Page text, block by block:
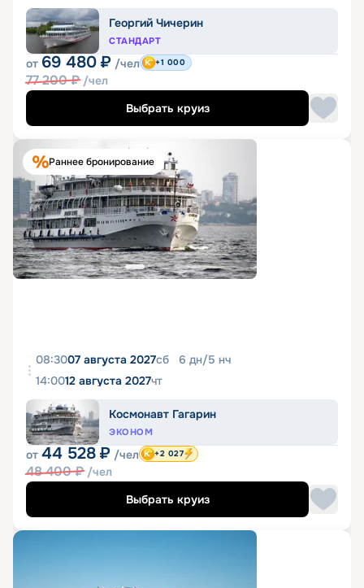
Георгий Чичерин
СТАНДАРТ
от 69 480 ₽ /чел
77 200₽ /чел
+1 000
Выбрать круиз
Раннее бронирование
08:3007 августа 2027сб 6 дн/5 нч
14:0012 августа 2027чт
Космонавт Гагарин
ЭКОНОМ
от 44 528 ₽ /чел
48 400₽ /чел
+2 027
Выбрать круиз